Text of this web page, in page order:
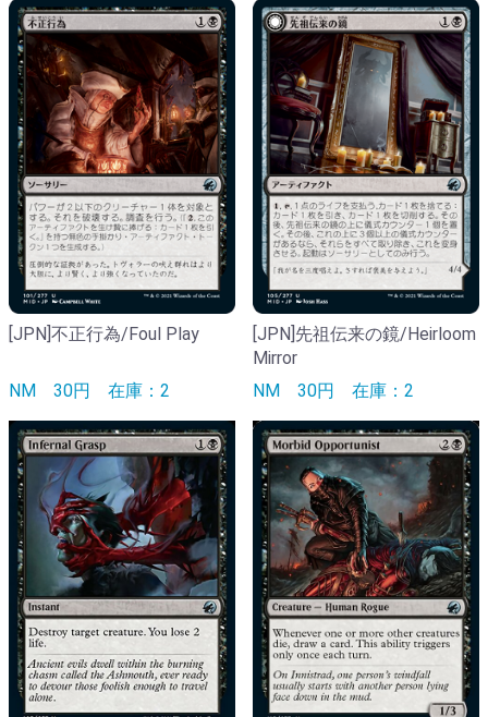
[JPN]不正行為/Foul Play
NM 30円 在庫：2
[JPN]先祖伝来の鏡/Heirloom
Mirror
NM 30円 在庫：2